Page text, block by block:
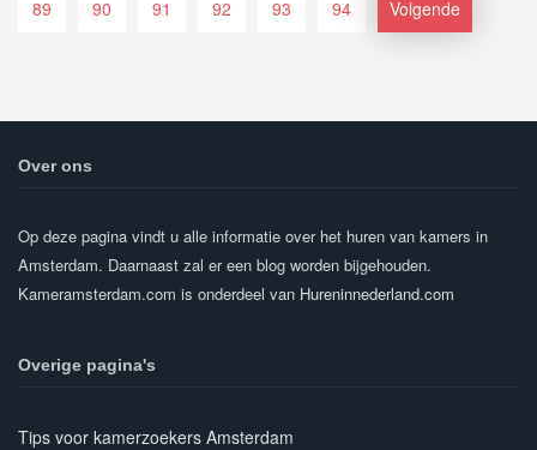
89 90 91 92 93 94 Volgende
Over ons
Op deze pagina vindt u alle informatie over het huren van kamers in
Amsterdam. Daarnaast zal er een blog worden bijgehouden.
Kameramsterdam.com is onderdeel van Hureninnederland.com
Overige pagina's
Tips voor kamerzoekers Amsterdam